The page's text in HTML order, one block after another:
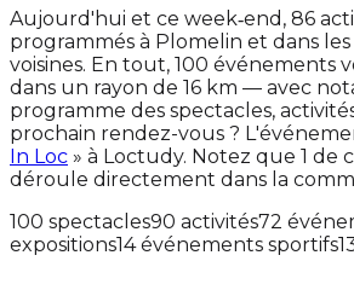
Aujourd'hui et ce week‑end, 86
programmés à Plomelin et dans
voisines. En tout, 100 événements
dans un rayon de 16 km — avec
programme des spectacles,
prochain rendez-vous ?
In Loc » à Loctudy. Notez que 1 de
déroule directement dans la
100 spectacles90 activités72
expositions14 événements sportifs